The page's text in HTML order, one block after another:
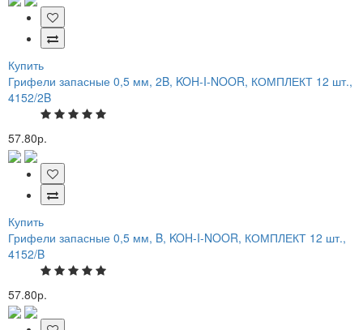
Купить
Грифели запасные 0,5 мм, 2B, KOH-I-NOOR, КОМПЛЕКТ 12 шт.,
4152/2B
57.80р.
Купить
Грифели запасные 0,5 мм, B, KOH-I-NOOR, КОМПЛЕКТ 12 шт.,
4152/B
57.80р.